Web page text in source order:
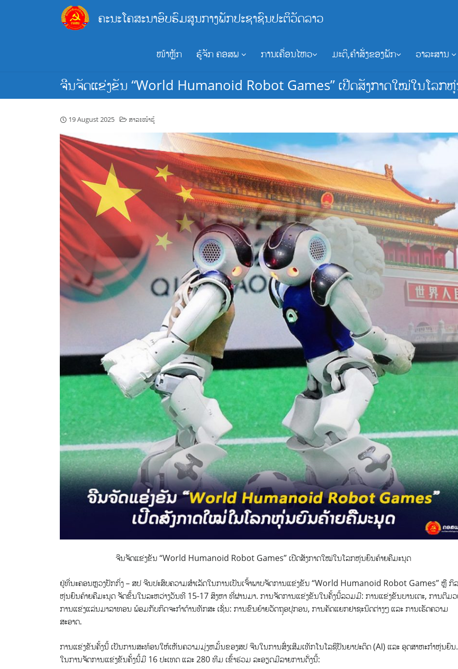
ຄະນະໂຄສະນາອົບຮົມສູນກາງພັກປະຊາຊົນປະຕິວັດລາວ
ໜ້າຫຼັກ ຮູ້ຈັກ ຄອສພ ການເຄື່ອນໄຫວ ມະຕິ,ຄຳສັ່ງຂອງພັກ ວາລະສານ
ຈີນຈັດແຂ່ງຂັນ “World Humanoid Robot Games” ເປີດສັງກາດໃໝ່ໃນໂລກ
19 August 2025 ສາລະໜ້າຮູ້
ຈີນຈັດແຂ່ງຂັນ “World Humanoid Robot Games” ເປີດສັງກາດໃໝ່ໃນໂລກຫຸ່ນຍົນຄ້າຍຄືມະນຸດ
ຢູ່ທີ່ນະຄອນຫຼວງປັກກິ່ງ – ສປ ຈີນປະສົບຄວາມສຳເລັດໃນການເປັນເຈົ້າພາບຈັດການແຂ່ງຂັນ “World Humanoid Robot Games” ຫຼື ກິ
ຫຸ່ນຍົນຄ້າຍຄືມະນຸດ ຈັດຂຶ້ນໃນລະຫວ່າງວັນທີ 15-17 ສິງຫາ ທີ່ຜ່ານມາ. ການຈັດການແຂ່ງຂັນໃນຄັ້ງນີ້ລວມມີ: ການແຂ່ງຂັນບານເຕະ, ການຕີມ
ການແຂ່ງແລ່ນມາລາທອນ ພ້ອມກັບກິດຈະກຳດ້ານທັກສະ ເຊັ່ນ: ການຂົນຍ້າຍວັດຖຸອປຸກອນ, ການຄັດແຍກຢາຊະນິດຕ່າງໆ ແລະ ການເຮັດຄວາມ
ສະອາດ.
ການແຂ່ງຂັນຄັ້ງນີ້ ເປັນການສະທ້ອນໃຫ້ເຫັນຄວາມມຸ່ງຫມັ້ນຂອງສປ ຈີນໃນການສົ່ງເສີມເທັກໂນໂລຊີປັນຍາປະດິດ (AI) ແລະ ອຸດສາຫະກຳຫຸ່ນຍົນ.
ໃນການຈັດການແຂ່ງຂັນຄັ້ງນີ້ມີ 16 ປະເທດ ແລະ 280 ທີມ ເຂົ້າຮ່ວມ ລະອຽດມີລາຍການດັ່ງນີ້: